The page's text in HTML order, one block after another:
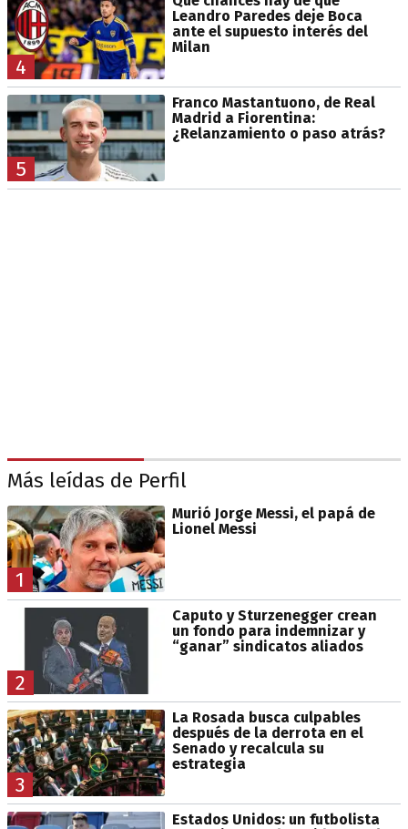
4
Leandro Paredes deje Boca
ante el supuesto interés del
Milan
5
Franco Mastantuono, de Real
Madrid a Fiorentina:
¿Relanzamiento o paso atrás?
Más leídas de Perfil
1
Murió Jorge Messi, el papá de
Lionel Messi
2
Caputo y Sturzenegger crean
un fondo para indemnizar y
“ganar” sindicatos aliados
3
La Rosada busca culpables
después de la derrota en el
Senado y recalcula su
estrategia
Estados Unidos: un futbolista